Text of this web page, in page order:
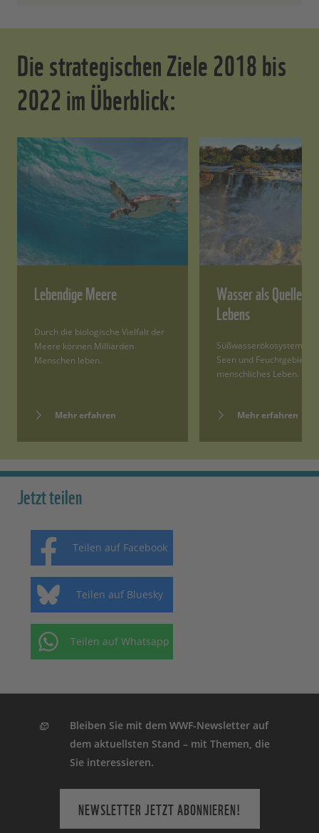
Die strategischen Ziele 2018 bis
2022 im Überblick:
Lebendige Meere
Durch die biologische Vielfalt der
Meere können Milliarden
Menschen leben.
Mehr erfahren
Wasser als Quelle
Lebens
Süßwasserökosysteme
Seen und Feuchtgebiete
menschliches Leben.
Mehr erfahren
Jetzt teilen
Teilen auf Facebook
Teilen auf Bluesky
Teilen auf Whatsapp
Bleiben Sie mit dem WWF-Newsletter auf
dem aktuellsten Stand – mit Themen, die
Sie interessieren.
NEWSLETTER JETZT ABONNIEREN!